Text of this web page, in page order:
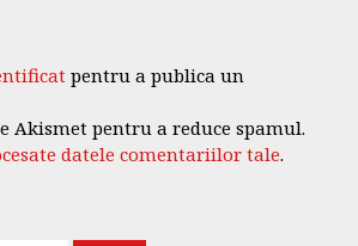
pentru a publica un
Akismet pentru a reduce spamul.
datele comentariilor tale.